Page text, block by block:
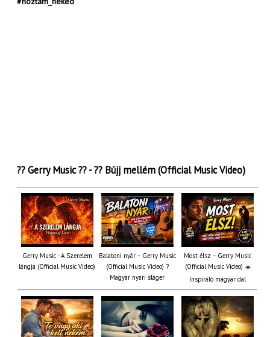
?? Gerry Music ?? - ?? Bújj mellém (Official Music Video)
Gerry Music - A Szerelem
lángja (Official Music Video)
Balatoni nyár – Gerry Music
(Official Music Video) ?
Magyar nyári sláger
Most élsz – Gerry Music
(Official Music Video) ☀️
Inspiráló magyar dal